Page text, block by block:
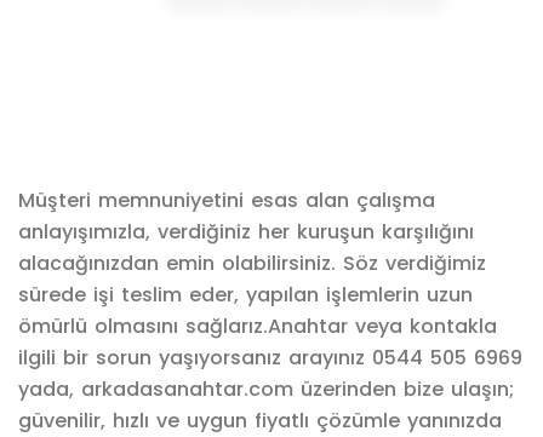
Müşteri memnuniyetini esas alan çalışma
anlayışımızla, verdiğiniz her kuruşun karşılığını
alacağınızdan emin olabilirsiniz. Söz verdiğimiz
sürede işi teslim eder, yapılan işlemlerin uzun
ömürlü olmasını sağlarız.Anahtar veya kontakla
ilgili bir sorun yaşıyorsanız arayınız 0544 505 6969
yada, arkadasanahtar.com üzerinden bize ulaşın;
güvenilir, hızlı ve uygun fiyatlı çözümle yanınızda